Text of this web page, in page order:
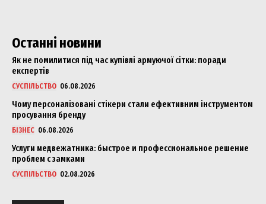
Останні новини
Як не помилитися під час купівлі армуючої сітки: поради
експертів
СУСПІЛЬСТВО 06.08.2026
Чому персоналізовані стікери стали ефективним інструментом
просування бренду
БІЗНЕС 06.08.2026
Услуги медвежатника: быстрое и профессиональное решение
проблем с замками
СУСПІЛЬСТВО 02.08.2026